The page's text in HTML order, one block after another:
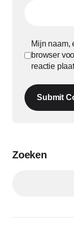
Mijn naam,
browser
reactie
Submit
Zoeken